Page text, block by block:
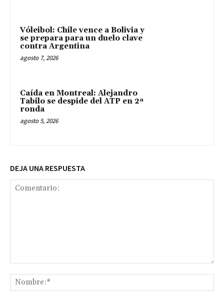
Vóleibol: Chile vence a Bolivia y
se prepara para un duelo clave
contra Argentina
agosto 7, 2026
Caída en Montreal: Alejandro
Tabilo se despide del ATP en 2ª
ronda
agosto 5, 2026
DEJA UNA RESPUESTA